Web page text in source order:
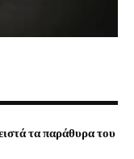
τα παράθυρα του